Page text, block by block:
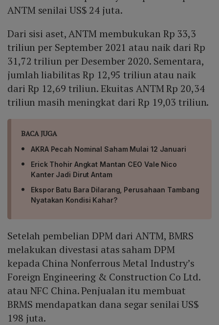
ANTM senilai US$ 24 juta.
Dari sisi aset, ANTM membukukan Rp 33,3
triliun per September 2021 atau naik dari Rp
31,72 triliun per Desember 2020. Sementara,
jumlah liabilitas Rp 12,95 triliun atau naik
dari Rp 12,69 triliun. Ekuitas ANTM Rp 20,34
triliun masih meningkat dari Rp 19,03 triliun.
BACA JUGA
AKRA Pecah Nominal Saham Mulai 12 Januari
Erick Thohir Angkat Mantan CEO Vale Nico
Kanter Jadi Dirut Antam
Ekspor Batu Bara Dilarang, Perusahaan Tambang
Nyatakan Kondisi Kahar?
Setelah pembelian DPM dari ANTM, BMRS
melakukan divestasi atas saham DPM
kepada China Nonferrous Metal Industry’s
Foreign Engineering & Construction Co Ltd.
atau NFC China. Penjualan itu membuat
BRMS mendapatkan dana segar senilai US$
198 juta.